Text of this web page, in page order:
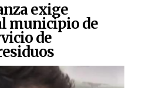
exige
municipio de
de